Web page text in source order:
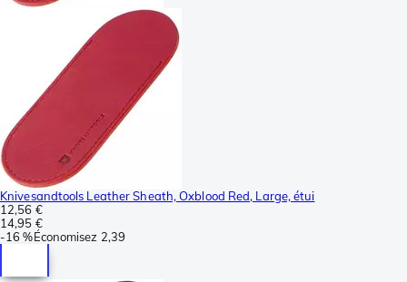
Knivesandtools Leather Sheath, Oxblood Red, Large, étui
12,56 €
14,95 €
-16 %Économisez 2,39